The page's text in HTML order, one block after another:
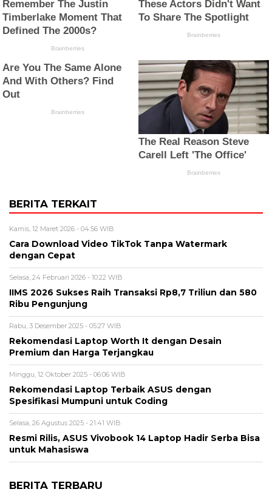
BERITA TERKAIT
Kamis, 12 Maret 2026 - 04:56 WIB
Cara Download Video TikTok Tanpa Watermark
dengan Cepat
Selasa, 24 Februari 2026 - 10:22 WIB
IIMS 2026 Sukses Raih Transaksi Rp8,7 Triliun dan 580
Ribu Pengunjung
Rabu, 3 Desember 2025 - 05:27 WIB
Rekomendasi Laptop Worth It dengan Desain
Premium dan Harga Terjangkau
Minggu, 12 Oktober 2025 - 06:06 WIB
Rekomendasi Laptop Terbaik ASUS dengan
Spesifikasi Mumpuni untuk Coding
Selasa, 26 Agustus 2025 - 21:41 WIB
Resmi Rilis, ASUS Vivobook 14 Laptop Hadir Serba Bisa
untuk Mahasiswa
BERITA TERBARU